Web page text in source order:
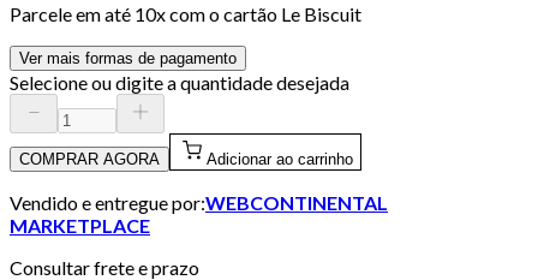
Parcele em até 10x com o cartão Le Biscuit
Ver mais formas de pagamento
Selecione ou digite a quantidade desejada
COMPRAR AGORA Adicionar ao carrinho
Vendido e entregue por:WEBCONTINENTAL
MARKETPLACE
Consultar frete e prazo